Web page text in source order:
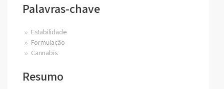
Palavras-chave
Estabilidade
Formulação
Cannabis
Resumo